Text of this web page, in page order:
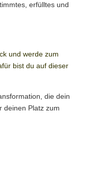
erfülltes und
und werde zum
bist du auf dieser
die dein
deinen Platz zum